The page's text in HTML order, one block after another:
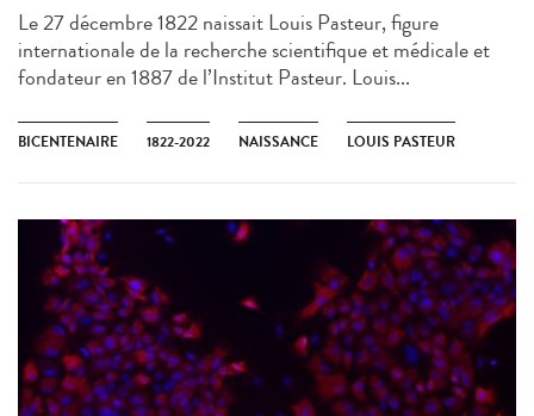
Le 27 décembre 1822 naissait Louis Pasteur, figure
internationale de la recherche scientifique et médicale et
fondateur en 1887 de l’Institut Pasteur. Louis...
BICENTENAIRE 1822-2022 NAISSANCE LOUIS PASTEUR